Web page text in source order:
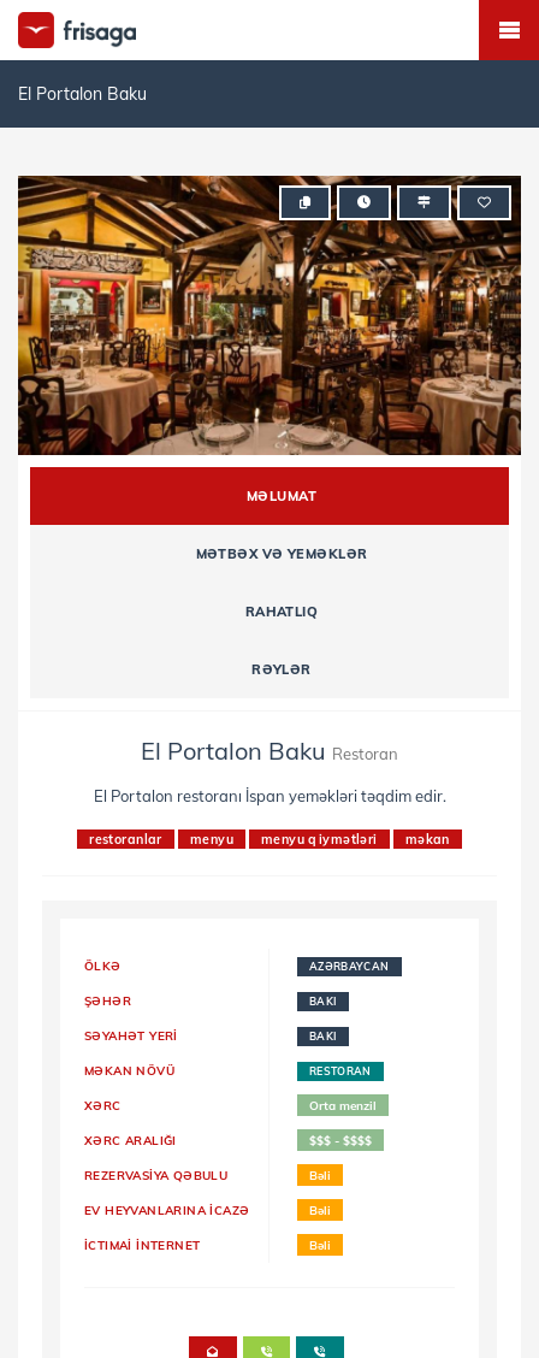
El Portalon Baku
MƏLUMAT
MƏTBƏX VƏ YEMƏKLƏR
RAHATLIQ
RƏYLƏR
El Portalon Baku Restoran
El Portalon restoranı İspan yeməkləri təqdim edir.
restoranlar menyu menyu qiymətləri məkan
ÖLKƏ AZƏRBAYCAN
ŞƏHƏR BAKI
SƏYAHƏT YERI BAKI
MƏKAN NÖVÜ RESTORAN
XƏRC Orta menzil
XƏRC ARALIĞI $$$ - $$$$
REZERVASİYA QƏBULU Bəli
EV HEYVANLARINA İCAZƏ Bəli
İCTIMAİ İNTERNET Bəli